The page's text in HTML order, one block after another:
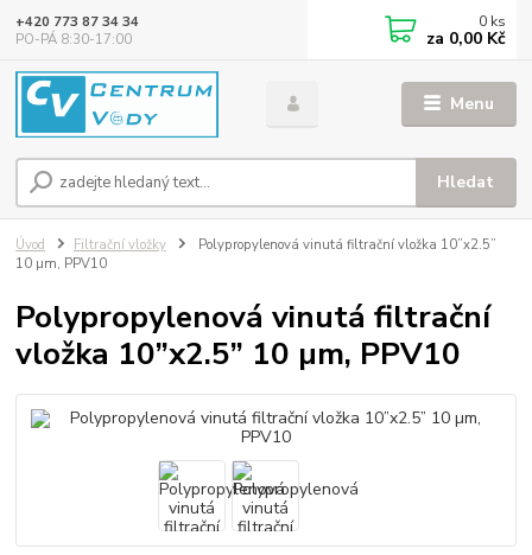
Menu
Hledat
+420 773 87 34 34
PO-PÁ 8:30-17:00
0 ks
za 0,00 Kč
Úvod Filtrační vložky
Polypropylenová vinutá filtrační vložka 10”x2.5”
10 µm, PPV10
Polypropylenová vinutá filtrační
vložka 10”x2.5” 10 µm, PPV10